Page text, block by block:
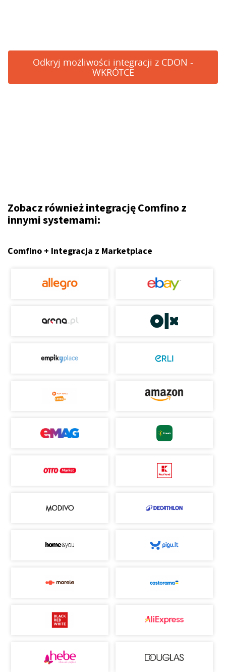
Odkryj możliwości integracji z CDON -
WKRÓTCE
Zobacz również integrację Comfino z
innymi systemami:
Comfino + Integracja z Marketplace